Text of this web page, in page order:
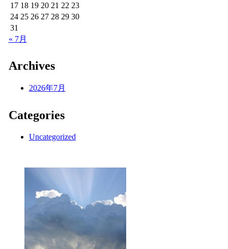
17 18 19 20 21 22 23
24 25 26 27 28 29 30
31
« 7月
Archives
2026年7月
Categories
Uncategorized